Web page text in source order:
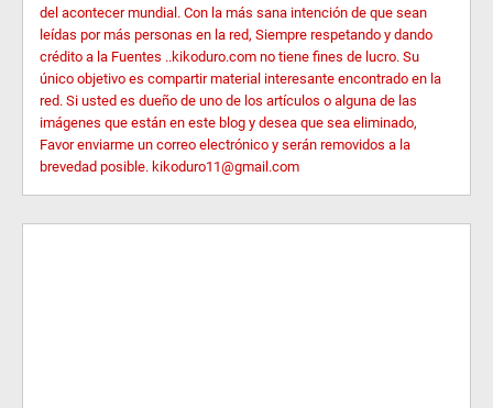
del acontecer mundial. Con la más sana intención de que sean
leídas por más personas en la red, Siempre respetando y dando
crédito a la Fuentes ..kikoduro.com no tiene fines de lucro. Su
único objetivo es compartir material interesante encontrado en la
red. Si usted es dueño de uno de los artículos o alguna de las
imágenes que están en este blog y desea que sea eliminado,
Favor enviarme un correo electrónico y serán removidos a la
brevedad posible. kikoduro11@gmail.com